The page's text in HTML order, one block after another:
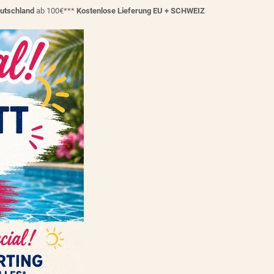
ab 100€*** Kostenlose Lieferung EU + SCHWEIZ